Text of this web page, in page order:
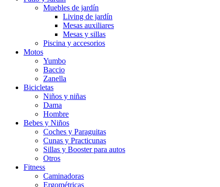
Muebles de jardín
Living de jardín
Mesas auxiliares
Mesas y sillas
Piscina y accesorios
Motos
Yumbo
Baccio
Zanella
Bicicletas
Niños y niñas
Dama
Hombre
Bebes y Niños
Coches y Paraguitas
Cunas y Practicunas
Sillas y Booster para autos
Otros
Fitness
Caminadoras
Ergométricas